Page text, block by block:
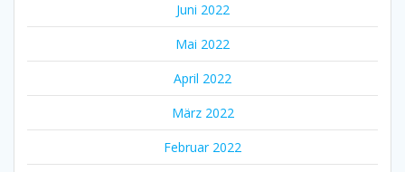
Juni 2022
Mai 2022
April 2022
März 2022
Februar 2022